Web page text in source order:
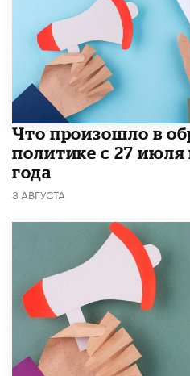
​Что произошло в
политике с 27 июля
года
3 АВГУСТА